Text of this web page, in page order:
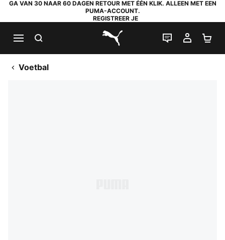
GA VAN 30 NAAR 60 DAGEN RETOUR MET ÉÉN KLIK. ALLEEN MET EEN
PUMA-ACCOUNT.
REGISTREER JE
PUMA.com
LIVE CHAT
MIJN
Voetbal